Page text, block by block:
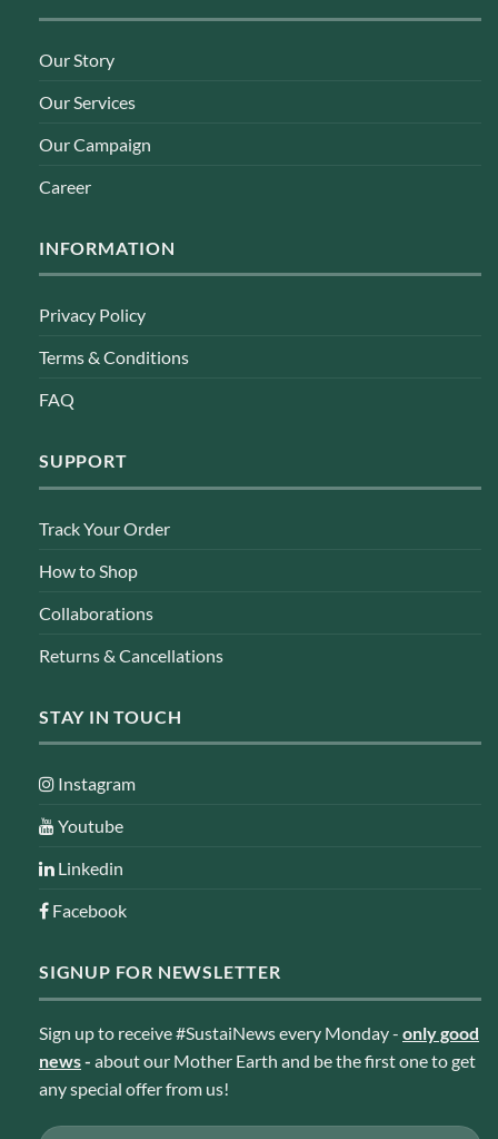
Our Story
Our Services
Our Campaign
Career
INFORMATION
Privacy Policy
Terms & Conditions
FAQ
SUPPORT
Track Your Order
How to Shop
Collaborations
Returns & Cancellations
STAY IN TOUCH
Instagram
Youtube
Linkedin
Facebook
SIGNUP FOR NEWSLETTER
Sign up to receive #SustaiNews every Monday - only good
news- about our Mother Earth and be the first one to get
any special offer from us!